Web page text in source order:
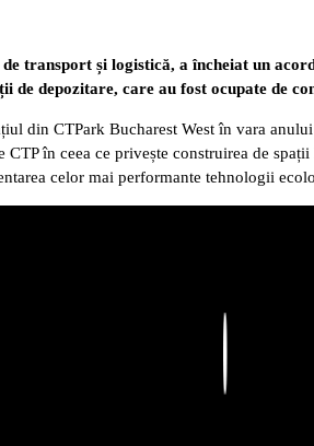
transport și logistică, a încheiat un
depozitare, care au fost ocupate de
din CTPark Bucharest West în vara
în ceea ce privește construirea de
celor mai performante tehnologii